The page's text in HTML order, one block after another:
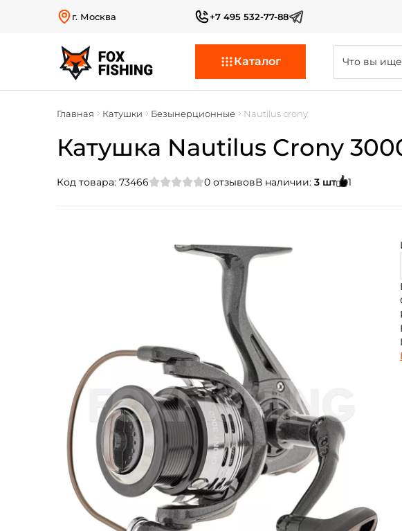
г. Москва +7 495 532-77-88
Каталог
Главная Катушки Безынерционные Nautilus crony
Катушка Nautilus Crony
Код товара: 73466 0 отзывовВ наличии: 3 шт 1